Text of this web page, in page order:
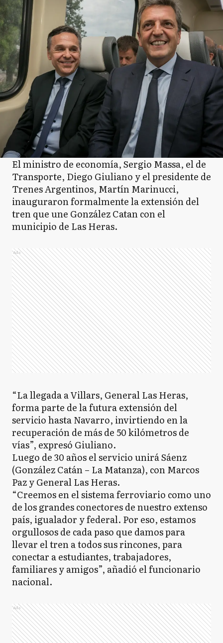
El ministro de economía, Sergio Massa, el de
Transporte, Diego Giuliano y el presidente de
Trenes Argentinos, Martín Marinucci,
inauguraron formalmente la extensión del
tren que une González Catan con el
municipio de Las Heras.
Ads
“La llegada a Villars, General Las Heras,
forma parte de la futura extensión del
servicio hasta Navarro, invirtiendo en la
recuperación de más de 50 kilómetros de
vías”, expresó Giuliano.
Luego de 30 años el servicio unirá Sáenz
(González Catán – La Matanza), con Marcos
Paz y General Las Heras.
“Creemos en el sistema ferroviario como uno
de los grandes conectores de nuestro extenso
país, igualador y federal. Por eso, estamos
orgullosos de cada paso que damos para
llevar el tren a todos sus rincones, para
conectar a estudiantes, trabajadores,
familiares y amigos”, añadió el funcionario
nacional.
Ads